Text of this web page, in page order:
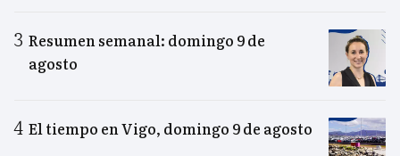
Resumen semanal: domingo 9 de
agosto
El tiempo en Vigo, domingo 9 de agosto